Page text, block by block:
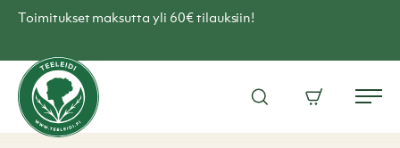
Skip
Toimitukset maksutta yli 60€ tilauksiin!
Teen
verkkokauppa
–
Teeleidi
Avaa
Ostoskori